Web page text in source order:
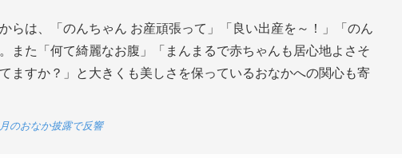
らは、「のんちゃん お産頑張って」「良い出産を～！」「のん
また「何て綺麗なお腹」「まんまるで赤ちゃんも居心地よさそ
ますか？」と大きくも美しさを保っているおなかへの関心も寄
のおなか披露で反響